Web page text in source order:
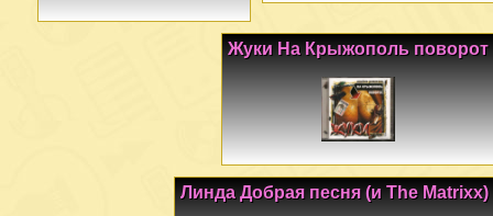
Жуки На Крыжополь поворот
Линда Добрая песня (и The Matrixx)